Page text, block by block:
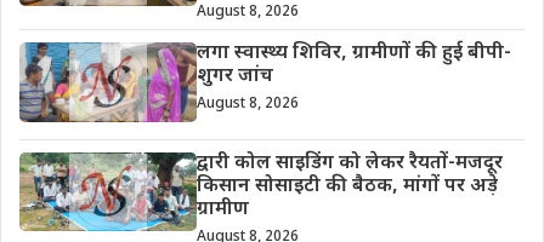
August 8, 2026
लगा स्वास्थ्य शिविर, ग्रामीणों की हुई बीपी-
शुगर जांच
August 8, 2026
द्वारी कोल साइडिंग को लेकर रैयतों-मजदूर
किसान सोसाइटी की बैठक, मांगों पर अड़े
ग्रामीण
August 8, 2026